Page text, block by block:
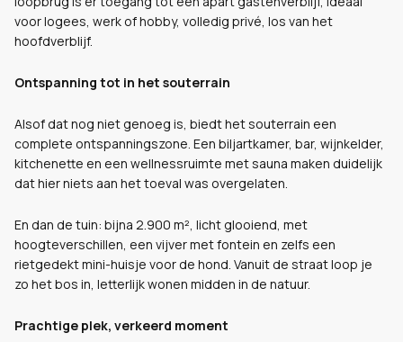
voor logees, werk of hobby, volledig privé, los van het
hoofdverblijf.
Ontspanning tot in het souterrain
Alsof dat nog niet genoeg is, biedt het souterrain een
complete ontspanningszone. Een biljartkamer, bar, wijnkelder,
kitchenette en een wellnessruimte met sauna maken duidelijk
dat hier niets aan het toeval was overgelaten.
En dan de tuin: bijna 2.900 m², licht glooiend, met
hoogteverschillen, een vijver met fontein en zelfs een
rietgedekt mini-huisje voor de hond. Vanuit de straat loop je
zo het bos in, letterlijk wonen midden in de natuur.
Prachtige plek, verkeerd moment